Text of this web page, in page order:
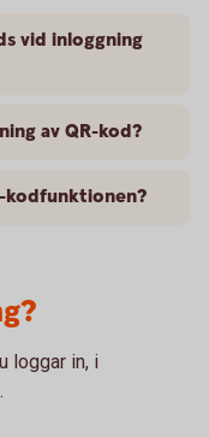
vid inloggning
av QR-kod?
kodfunktionen?
loggar in, i